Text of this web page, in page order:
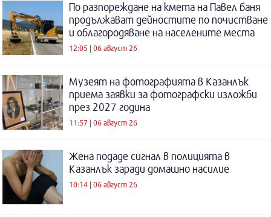
По разпореждане на кмета на Павел баня
продължават дейностите по почистване
и облагородяване на населените места
12:05 | 06 август 26
Музеят на фотографията в Казанлък
приема заявки за фотографски изложби
през 2027 година
11:57 | 06 август 26
Жена подаде сигнал в полицията в
Казанлък заради домашно насилие
10:14 | 06 август 26